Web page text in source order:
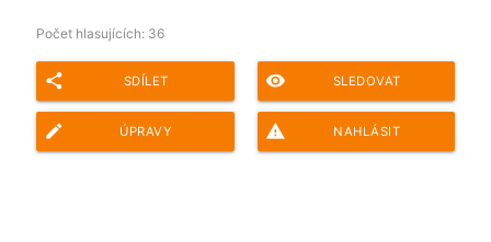
Počet hlasujících: 36
share SDÍLET remove_red_eye SLEDOVAT
edit ÚPRAVY report_problem NAHLÁSIT